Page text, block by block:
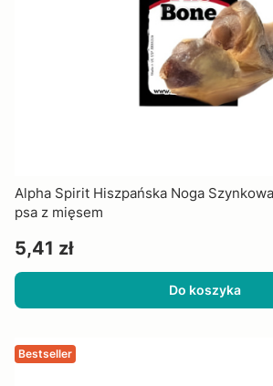
Alpha Spirit Hiszpańska Noga
psa z mięsem
Cena
5,41 zł
Do koszyka
Bestseller